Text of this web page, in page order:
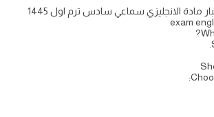
مادة الانجليزي سماعي سادس ترم اول 1445
exam